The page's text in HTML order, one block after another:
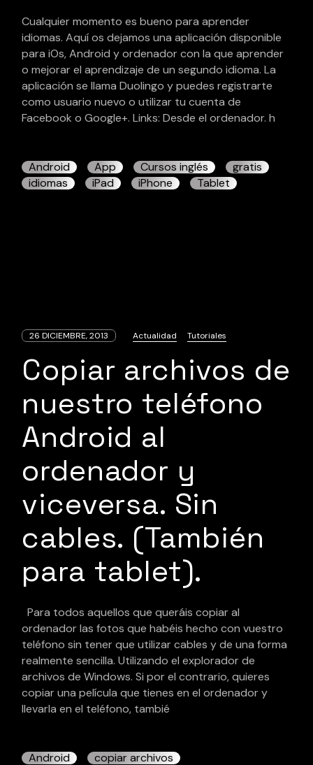
Cualquier momento es bueno para aprender
idiomas. Aquí os dejamos una aplicación disponible
para iOs, Android y ordenador con la que aprender
o mejorar el aprendizaje de un segundo idioma. La
aplicación se llama Duolingo y puedes registrarte
como usuario nuevo o utilizar tu cuenta de
Facebook o Google+. Links: Desde el ordenador. h
Android App Cursos inglés
gratis
idiomas
iPad iPhone Tablet
26 DICIEMBRE, 2013 Actualidad Tutoriales
Copiar archivos de
nuestro teléfono
Android al
ordenador y
viceversa. Sin
cables. (También
para tablet).
Para todos aquellos que queráis copiar al
ordenador las fotos que habéis hecho con vuestro
teléfono sin tener que utilizar cables y de una forma
realmente sencilla. Utilizando el explorador de
archivos de Windows. Si por el contrario, quieres
copiar una película que tienes en el ordenador y
llevarla en el teléfono, tambié
Android copiar archivos